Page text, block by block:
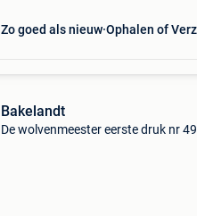
Zo goed als nieuw Ophalen of
Bakelandt
De wolvenmeester eerste druk nr 49